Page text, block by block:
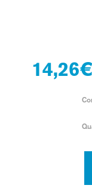
14,26€